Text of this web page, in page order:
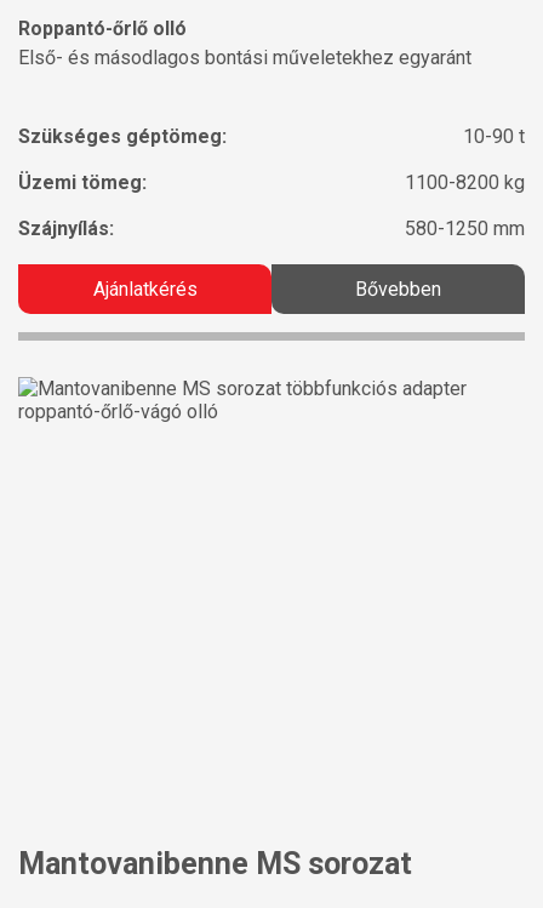
Roppantó-őrlő olló
Első- és másodlagos bontási műveletekhez egyaránt
Szükséges géptömeg:
10-90 t
Üzemi tömeg:
1100-8200 kg
Szájnyílás:
580-1250 mm
Ajánlatkérés Bővebben
Mantovanibenne MS sorozat